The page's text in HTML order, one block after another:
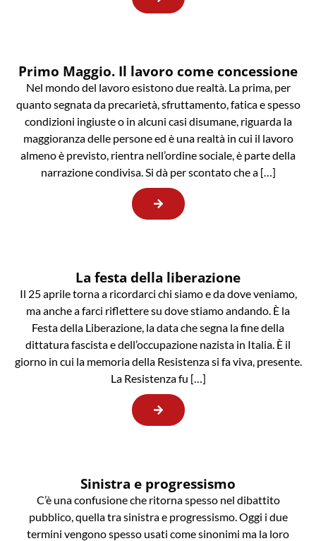
Primo Maggio. Il lavoro come concessione
Nel mondo del lavoro esistono due realtà. La prima, per
quanto segnata da precarietà, sfruttamento, fatica e spesso
condizioni ingiuste o in alcuni casi disumane, riguarda la
maggioranza delle persone ed è una realtà in cui il lavoro
almeno è previsto, rientra nell’ordine sociale, è parte della
narrazione condivisa. Si dà per scontato che a […]
La festa della liberazione
Il 25 aprile torna a ricordarci chi siamo e da dove veniamo,
ma anche a farci riflettere su dove stiamo andando. È la
Festa della Liberazione, la data che segna la fine della
dittatura fascista e dell’occupazione nazista in Italia. È il
giorno in cui la memoria della Resistenza si fa viva, presente.
La Resistenza fu […]
Sinistra e progressismo
C’è una confusione che ritorna spesso nel dibattito
pubblico, quella tra sinistra e progressismo. Oggi i due
termini vengono spesso usati come sinonimi ma la loro